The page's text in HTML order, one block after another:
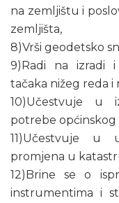
na zemljištu i
zemljišta,
8)Vrši geodetsko
9)Radi na izradi
tačaka nižeg reda
10)Učestvuje u
potrebe općinskog
11)Učestvuje u
promjena u
12)Brine se o
instrumentima i